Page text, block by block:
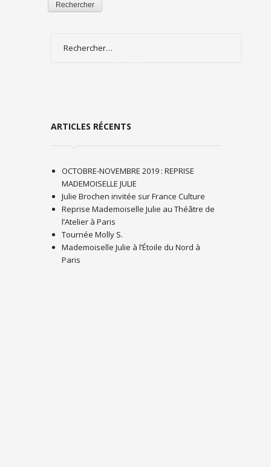
Rechercher :
ARTICLES RÉCENTS
OCTOBRE-NOVEMBRE 2019 : REPRISE
MADEMOISELLE JULIE
Julie Brochen invitée sur France Culture
Reprise Mademoiselle Julie au Théâtre de
l’Atelier à Paris
Tournée Molly S.
Mademoiselle Julie à l’Étoile du Nord à
Paris